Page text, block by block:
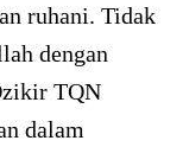
ruhani. Tidak
dengan
TQN
dalam